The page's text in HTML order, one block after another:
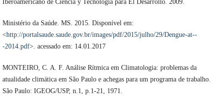
Iberoamericano de Ciencia y Tecnologia para El Desarrollo. 2009.
Ministério da Saúde. MS. 2015. Disponível em:
<http://portalsaude.saude.gov.br/images/pdf/2015/julho/29/Dengue-at--
-2014.pdf>. acessado em: 14.01.2017
MONTEIRO, C. A. F. Análise Rítmica em Climatologia: problemas da
atualidade climática em São Paulo e achegas para um programa de trabalho.
São Paulo: IGEOG/USP, n.1, p.1-21, 1971.